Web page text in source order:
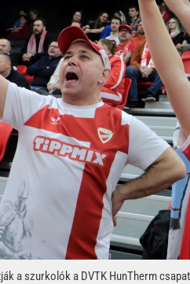
a szurkolók a DVTK HunTherm